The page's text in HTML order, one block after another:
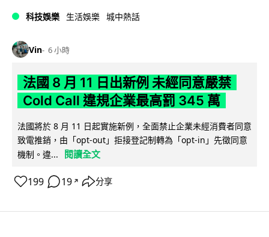
科技娛樂 生活娛樂 城中熱話
Vin 6 小時
法國 8 月 11 日出新例 未經同意嚴禁
Cold Call 違規企業最高罰 345 萬
法國將於 8 月 11 日起實施新例，全面禁止企業未經消費者同意
致電推銷，由「opt-out」拒接登記制轉為「opt-in」先徵同意
機制。違...
閱讀全文
199 19 ↗ 分享